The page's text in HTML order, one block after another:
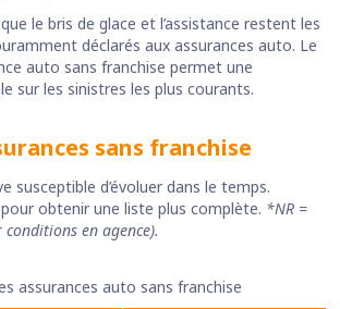
le bris de glace et l’assistance restent les
déclarés aux assurances auto. Le
auto sans franchise permet une
sur les sinistres les plus courants.
sans franchise
susceptible d’évoluer dans le temps.
pour obtenir une liste plus complète. *NR =
en agence).
assurances auto sans franchise